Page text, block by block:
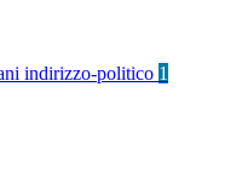
indirizzo-politico 1